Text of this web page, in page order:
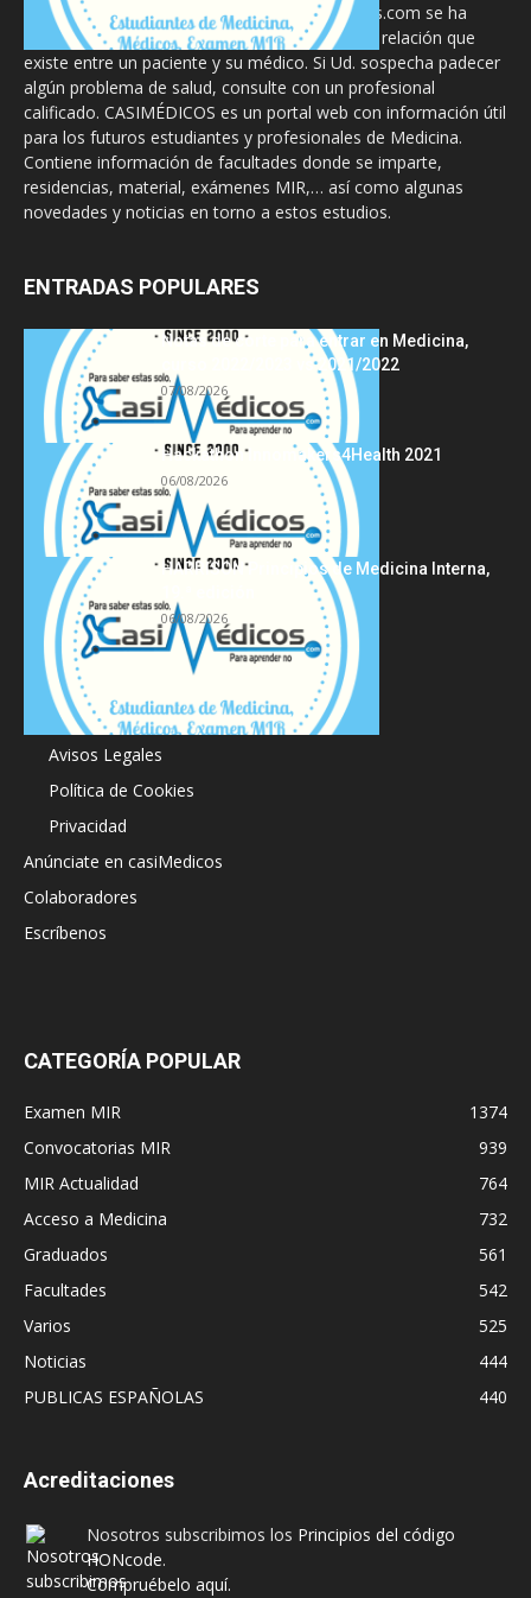
La información proporcionada en CasiMedicos.com se ha
diseñado para complementar, no substituir, la relación que
existe entre un paciente y su médico. Si Ud. sospecha padecer
algún problema de salud, consulte con un profesional
calificado. CASIMÉDICOS es un portal web con información útil
para los futuros estudiantes y profesionales de Medicina.
Contiene información de facultades donde se imparte,
residencias, material, exámenes MIR,… así como algunas
novedades y noticias en torno a estos estudios.
ENTRADAS POPULARES
Notas de corte para entrar en Medicina,
curso 2022/2023 vs 2021/2022
07/08/2026
Hackathon Innomakers4Health 2021
06/08/2026
HARRISON Principios de Medicina Interna,
06/08/2026
Acerca de
Avisos Legales
Política de Cookies
Privacidad
Anúnciate en casiMedicos
Colaboradores
Escríbenos
CATEGORÍA POPULAR
Examen MIR
1374
Convocatorias MIR
939
MIR Actualidad
764
Acceso a Medicina
732
Graduados
561
Facultades
542
Varios
525
Noticias
444
PUBLICAS ESPAÑOLAS
440
Acreditaciones
Nosotros subscribimos los Principios del código
HONcode.
Compruébelo aquí.